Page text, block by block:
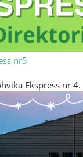
nr5
Ekspress nr 4.